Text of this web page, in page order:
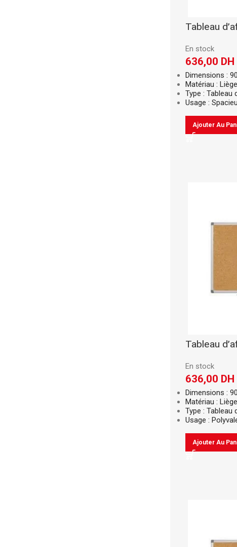
Tableau
En stock
636,00 DH
Dimensions :
Matériau : Liège
Type : Tableau
Usage :
Ajouter Au
Tableau
En stock
636,00 DH
Dimensions :
Matériau : Liège
Type : Tableau
Usage :
Ajouter Au